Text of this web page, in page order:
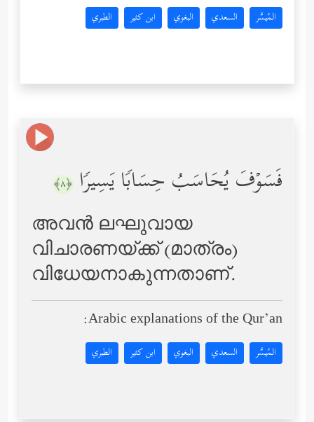
المُيسَّر السعدي البغوي ابن كثير الطبري
فَسَوۡفَ یُحَاسَبُ حِسَابࣰا یَسِیرࣰا ﴿٨﴾
അവന്‍ ലഘുവായ
വിചാരണയ്ക്ക് (മാത്രം)
വിധേയനാകുന്നതാണ്‌.
Arabic explanations of the Qur’an:
المُيسَّر السعدي البغوي ابن كثير الطبري